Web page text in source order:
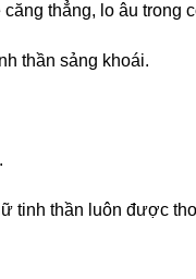
thẳng, lo âu trong
thần sảng khoái.
tinh thần luôn được